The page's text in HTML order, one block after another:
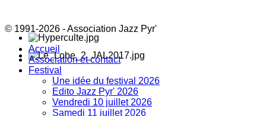
© 1991-2026 - Association Jazz Pyr'
Accueil
Association et contact
Festival
Une idée du festival 2026
Edito Jazz Pyr' 2026
Vendredi 10 juillet 2026
Samedi 11 juillet 2026